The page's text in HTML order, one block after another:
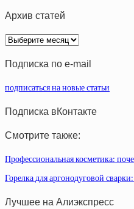
Архив статей
Архив
статей
Подписка по e-mail
подписаться на новые статьи
Подписка вКонтакте
Смотрите также:
Профессиональная косметика:
Горелка для аргонодуговой
Лучшее на Алиэкспресс